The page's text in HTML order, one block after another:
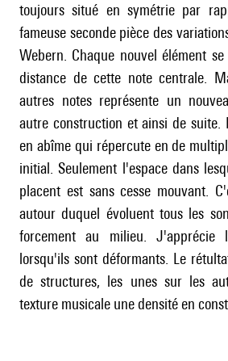
toujours situé en symétrie par
fameuse seconde pièce des
Webern . Chaque nouvel élément
distance de cette note centrale.
autres notes représente un
autre construction et ainsi de
en abîme qui répercute en de
initial. Seulement l'espace dans
placent est sans cesse mouvant.
autour duquel évoluent tous les
forcement au milieu. J'apprécie
lorsqu'ils sont déformants. Le
de structures, les unes sur les
texture musicale une densité en